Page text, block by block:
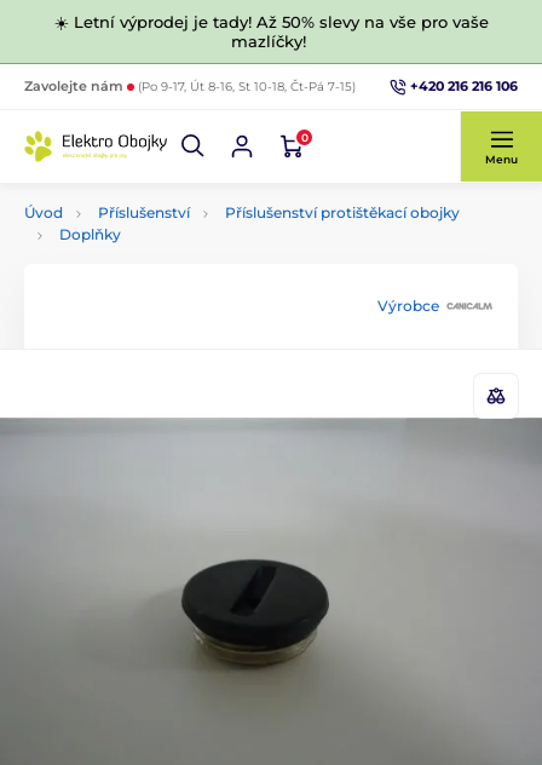
☀️ Letní výprodej je tady! Až 50% slevy na vše pro vaše
mazlíčky!
Zavolejte nám (Po 9-17, Út 8-16, St 10-18, Čt-Pá 7-15) +420 216 216 106
0
Menu
Úvod Příslušenství
Příslušenství protištěkací obojky
Doplňky
Výrobce